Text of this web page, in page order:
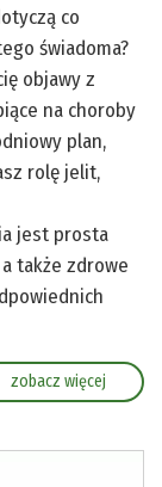
co
świadoma?
objawy z
na choroby
plan,
rolę jelit,
jest prosta
także zdrowe
zobacz więcej